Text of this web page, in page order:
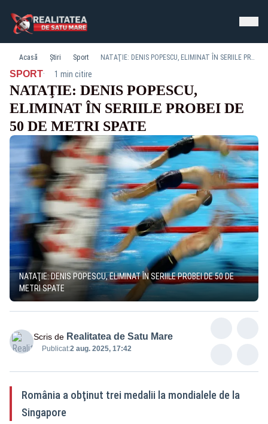
Acasă Știri Sport NATAŢIE: DENIS POPESCU, ELIMINAT ÎN SERIILE PROBEI DE 50 DE METRI SPATE
SPORT· 1 min citire
NATAŢIE: DENIS POPESCU,
ELIMINAT ÎN SERIILE PROBEI DE
50 DE METRI SPATE
NATAŢIE: DENIS POPESCU, ELIMINAT ÎN SERIILE PROBEI DE 50 DE
METRI SPATE
Scris de Realitatea de Satu Mare
Publicat:2 aug. 2025, 17:42
România a obţinut trei medalii la mondialele de la
Singapore